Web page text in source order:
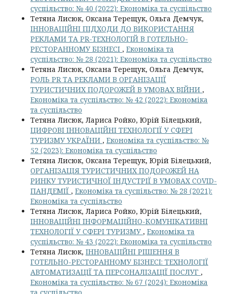
суспільство: № 40 (2022): Економіка та суспільство
Тетяна Лисюк, Оксана Терещук, Ольга Демчук,
ІННОВАЦІЙНІ ПІДХОДИ ДО ВИКОРИСТАННЯ
РЕКЛАМИ ТА PR-ТЕХНОЛОГІЙ В ГОТЕЛЬНО-
РЕСТОРАННОМУ БІЗНЕСІ , Економіка та
суспільство: № 28 (2021): Економіка та суспільство
Тетяна Лисюк, Оксана Терещук, Ольга Демчук,
РОЛЬ PR ТА РЕКЛАМИ В ОРГАНІЗАЦІЇ
ТУРИСТИЧНИХ ПОДОРОЖЕЙ В УМОВАХ ВІЙНИ ,
Економіка та суспільство: № 42 (2022): Економіка
та суспільство
Тетяна Лисюк, Лариса Ройко, Юрій Білецький,
ЦИФРОВІ ІННОВАЦІЙНІ ТЕХНОЛОГІЇ У СФЕРІ
ТУРИЗМУ УКРАЇНИ , Економіка та суспільство: №
52 (2023): Економіка та суспільство
Тетяна Лисюк, Оксана Терещук, Юрій Білецький,
ОРГАНІЗАЦІЯ ТУРИСТИЧНИХ ПОДОРОЖЕЙ НА
РИНКУ ТУРИСТИЧНОЇ ІНДУСТРІЇ В УМОВАХ COVID-
ПАНДЕМІЇ , Економіка та суспільство: № 28 (2021):
Економіка та суспільство
Тетяна Лисюк, Лариса Ройко, Юрій Білецький,
ІННОВАЦІЙНІ ІНФОРМАЦІЙНО-КОМУНІКАТИВНІ
ТЕХНОЛОГІЇ У СФЕРІ ТУРИЗМУ , Економіка та
суспільство: № 43 (2022): Економіка та суспільство
Тетяна Лисюк, ІННОВАЦІЙНІ РІШЕННЯ В
ГОТЕЛЬНО-РЕСТОРАННОМУ БІЗНЕСІ: ТЕХНОЛОГІЇ
АВТОМАТИЗАЦІЇ ТА ПЕРСОНАЛІЗАЦІЇ ПОСЛУГ ,
Економіка та суспільство: № 67 (2024): Економіка